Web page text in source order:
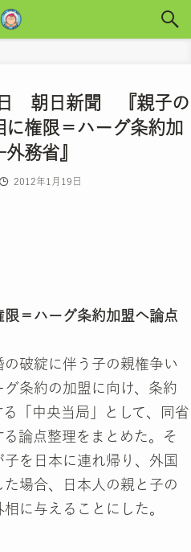
日 朝日新聞 『親子の
に権限＝ハーグ条約加
務省』
2012年1月19日
＝ハーグ条約加盟へ論点
破綻に伴う子の親権争い
条約の加盟に向け、条約
「中央当局」として、同省
論点整理をまとめた。そ
を日本に連れ帰り、外国
場合、日本人の親と子の
に与えることにした。